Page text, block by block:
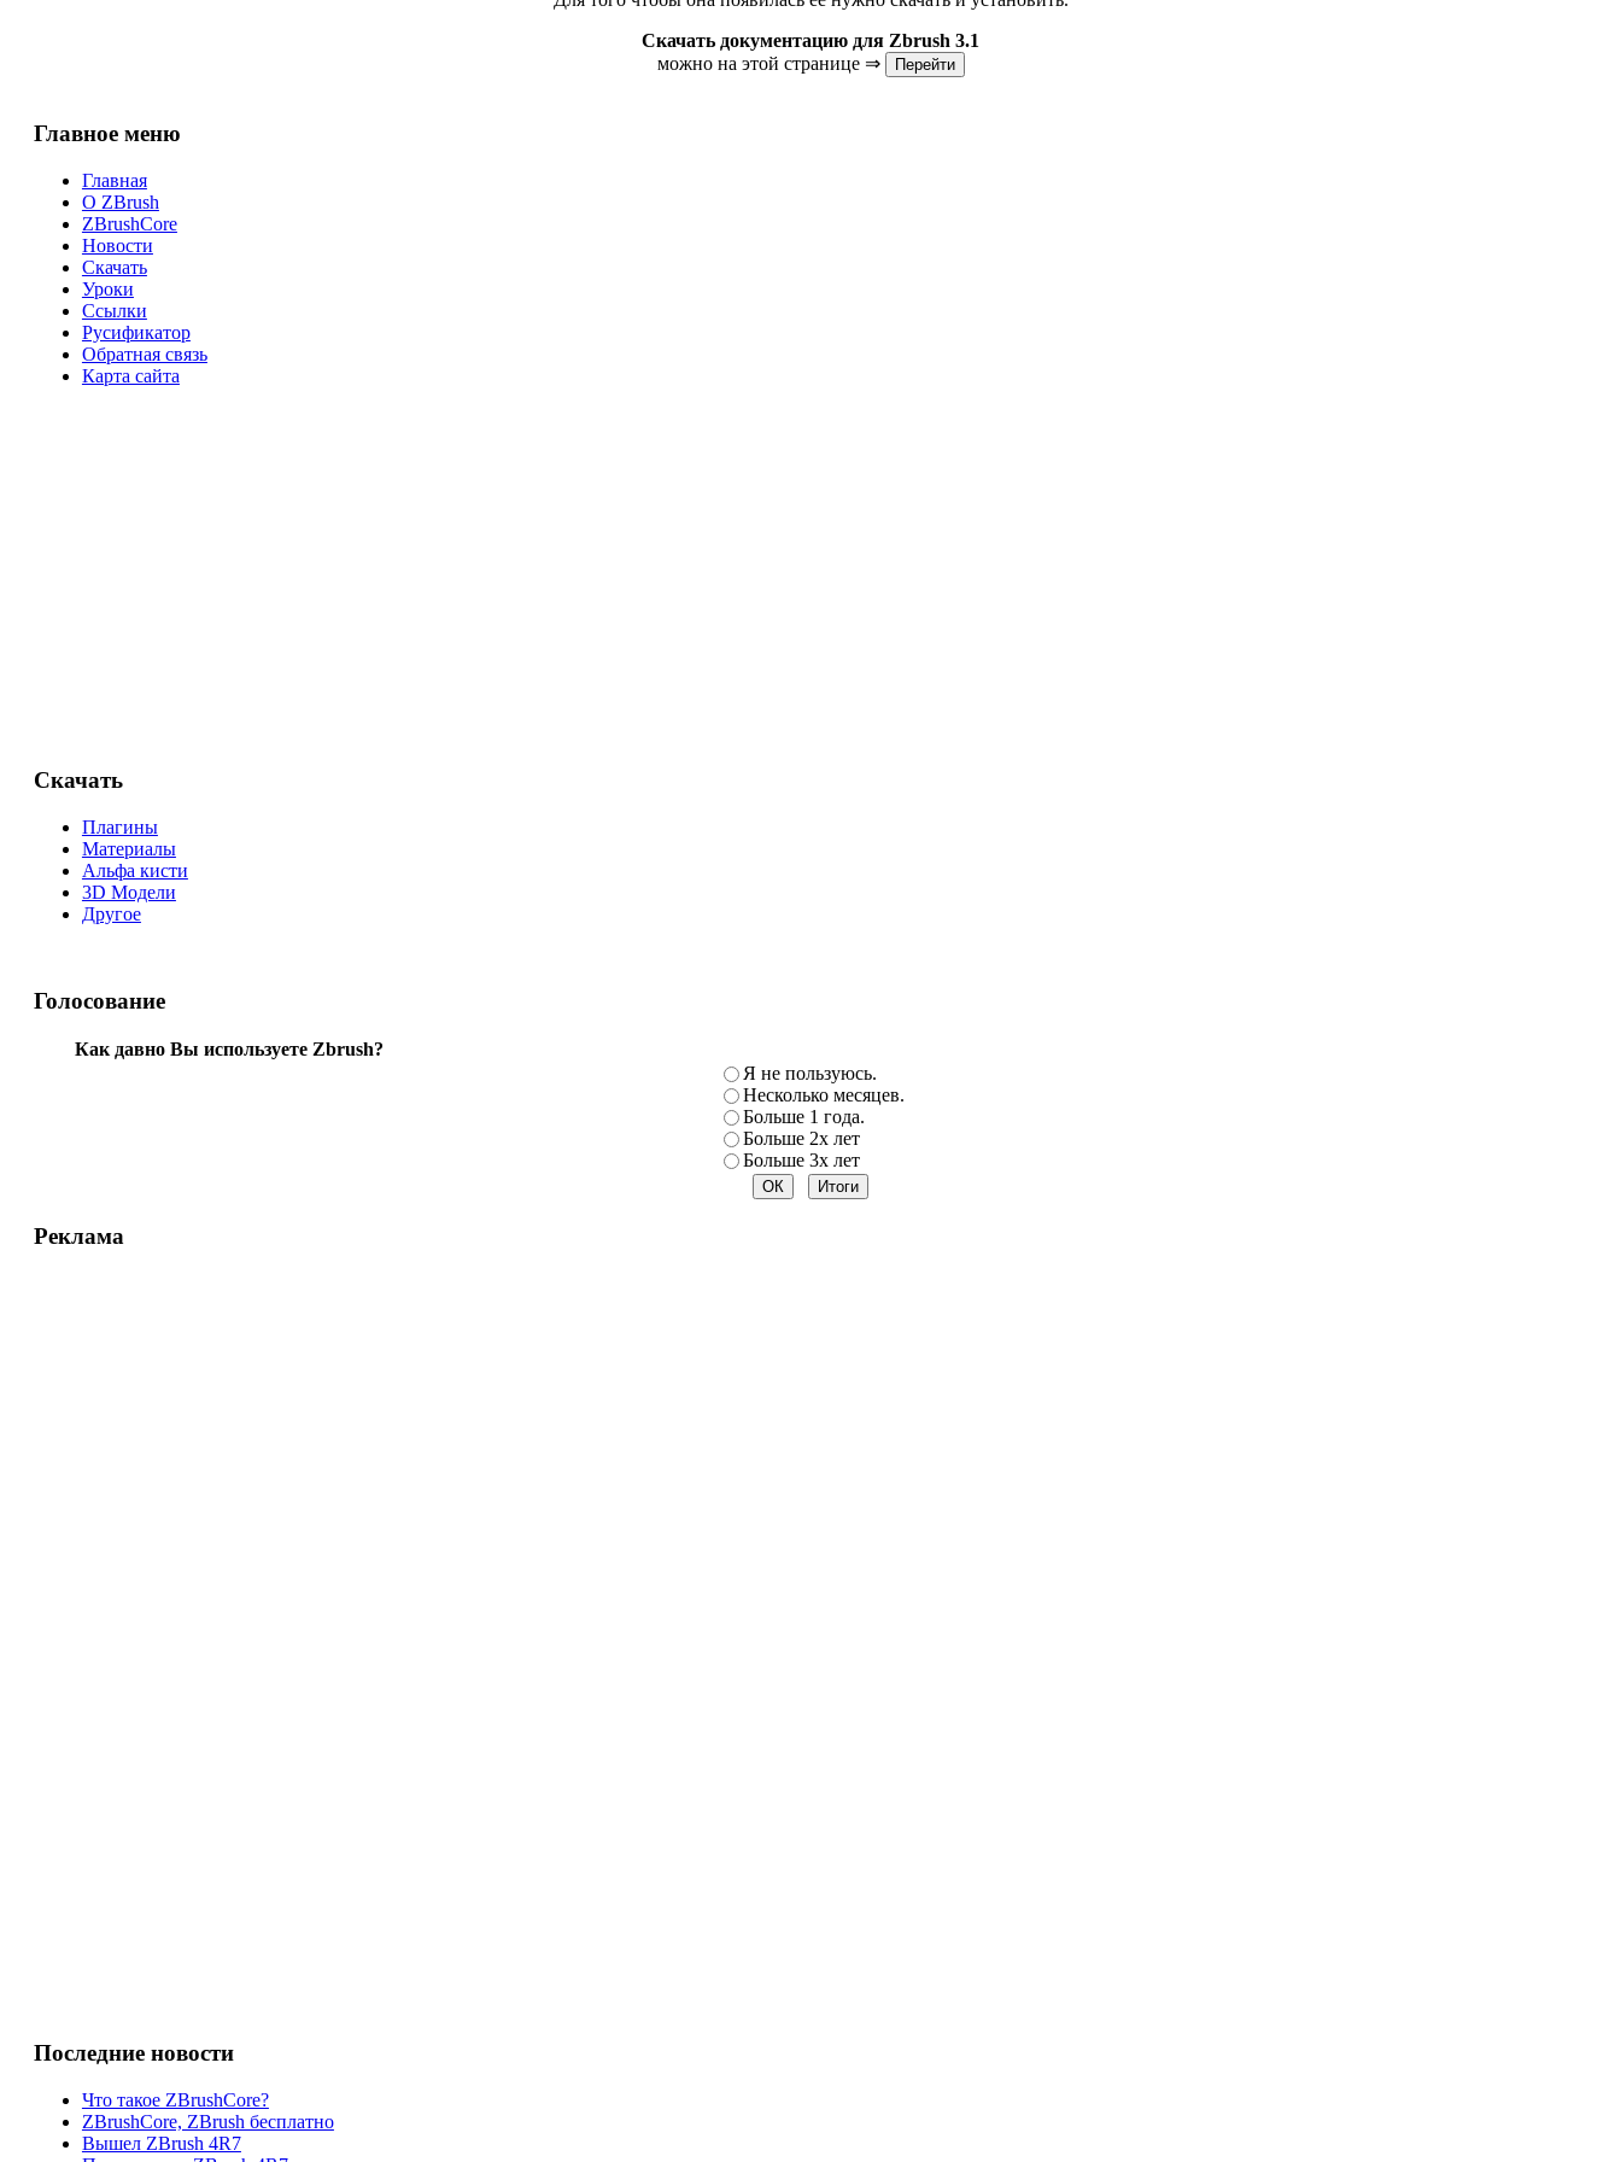
Скачать документацию для Zbrush 3.1
можно на этой странице ⇒
Главное меню
Главная
О ZBrush
ZBrushCore
Новости
Скачать
Уроки
Ссылки
Русификатор
Обратная связь
Карта сайта
Скачать
Плагины
Материалы
Альфа кисти
3D Модели
Другое
Голосование
Как давно Вы используете Zbrush?
Я не пользуюсь.
Несколько месяцев.
Больше 1 года.
Больше 2х лет
Больше 3х лет
Реклама
Последние новости
Что такое ZBrushCore?
ZBrushCore, ZBrush бесплатно
Вышел ZBrush 4R7